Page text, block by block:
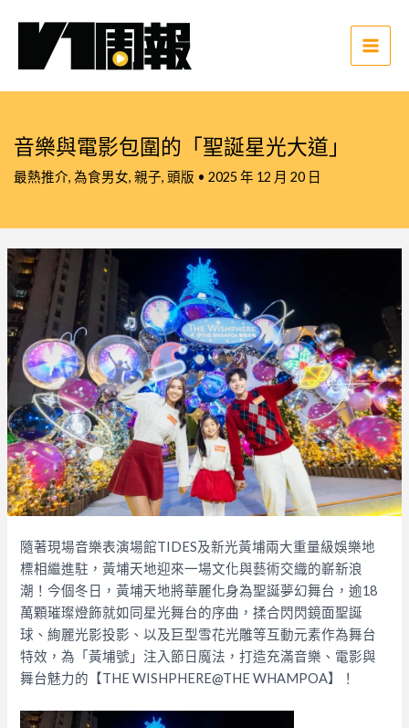
Main
音樂與電影包圍的「聖誕星光大道」
最熱推介, 為食男女, 親子, 頭版 • 2025 年 12 月 20 日
隨著現場音樂表演場館TIDES及新光黃埔兩大重量級娛樂地
標相繼進駐，黃埔天地迎來一場文化與藝術交織的嶄新浪
潮！今個冬日，黃埔天地將華麗化身為聖誕夢幻舞台，逾18
萬顆璀璨燈飾就如同星光舞台的序曲，揉合閃閃鏡面聖誕
球、絢麗光影投影、以及巨型雪花光雕等互動元素作為舞台
特效，為「黃埔號」注入節日魔法，打造充滿音樂、電影與
舞台魅力的【THE WISHPHERE@THE WHAMPOA】！